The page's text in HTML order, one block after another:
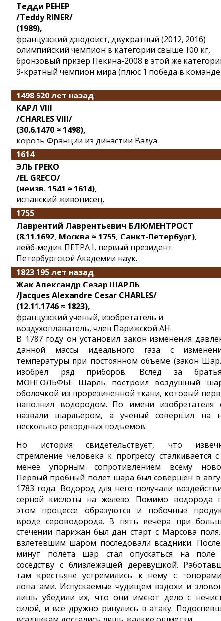
Тедди РЕНЕР
/Teddy RINER/
(1989),
французский дзюдоист, двукратный (2012, 2016)
олимпийский чемпион в категории свыше 100 кг,
бронзовый призер Пекина-2008 в этой же
9-кратный чемпион мира (плюс 1 победа в
1498 520 лет назад
КАРЛ VIII
/CHARLES VIII/
(30.6.1470 ≈ 1498),
король Франции из династии Валуа.
1614
ЭЛЬ ГРЕКО
/EL GRECO/
(неизв. 1541 ≈ 1614),
испанский живописец.
1755
Лаврентий Лаврентьевич БЛЮМЕНТРОСТ
(8.11.1692, Москва ≈ 1755, Санкт-Петербург),
лейб-медик ПЕТРА I, первый президент
Петербургской Академии наук.
1823 195 лет назад
Жак Александр Сезар ШАРЛЬ
/Jacques Alexandre Cesar CHARLES/
(12.11.1746 ≈ 1823),
французский ученый, изобретатель и
воздухоплаватель, член Парижской АН.
В 1787 году он установил закон изменения
данной массы идеального газа с
температуры при постоянном объеме (закон
изобрел ряд приборов. Вслед за
МОНГОЛЬФЬЕ Шарль построил воздушный
оболочкой из прорезиненной ткани, который
наполнил водородом. По имени изобретателя
назвали шарльером, а ученый совершил на
несколько рекордных подъемов.
Но история свидетельствует, что
стремление человека к прогрессу сталкивается
менее упорным сопротивлением всему
Первый пробный полет шара был совершен в
1783 года. Водород для него получали
серной кислоты на железо. Помимо водорода
этом процессе образуются и побочные
вроде сероводорода. В пять вечера при
стечении парижан был дан старт с Марсова
взлетевшим шаром последовали всадники.
минут полета шар стал опускаться на поле
соседству с близлежащей деревушкой.
там крестьяне устремились к нему с
лопатами. Испускаемые чудищем вздохи и
лишь убедили их, что они имеют дело с
силой, и все дружно ринулись в атаку.